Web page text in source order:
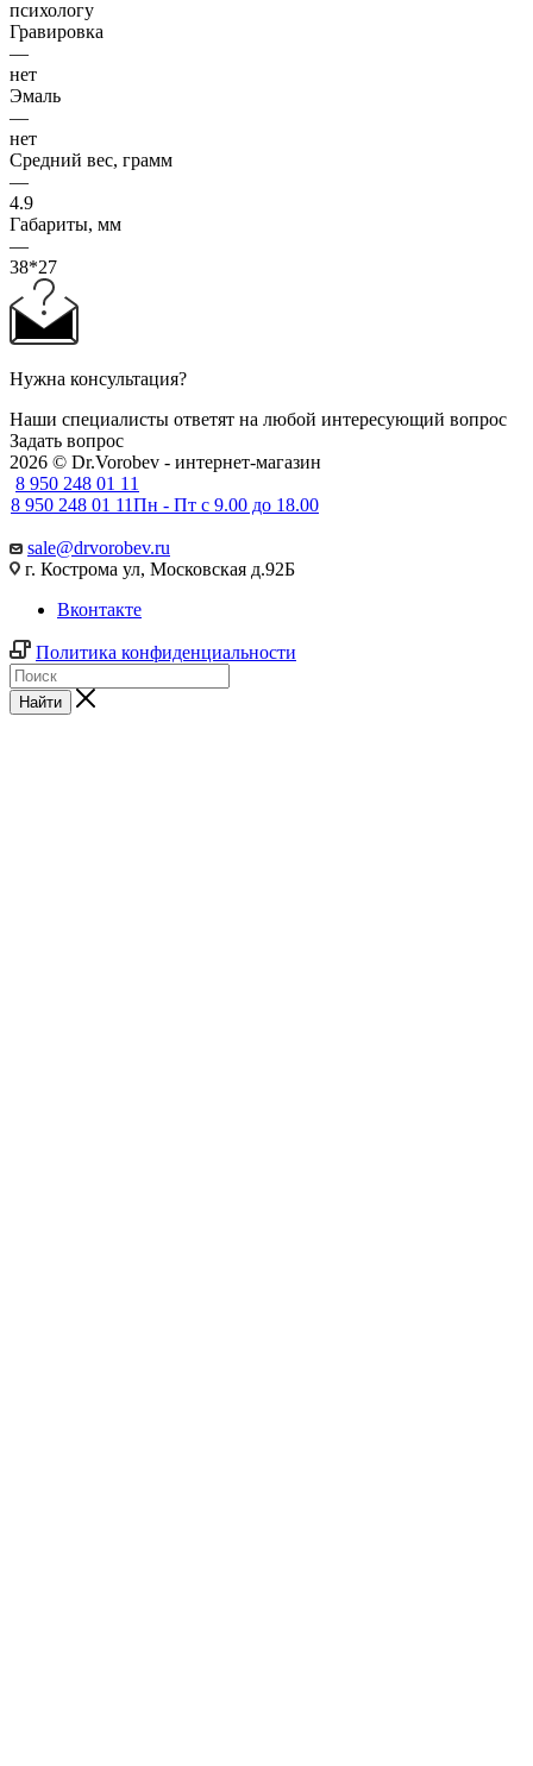
психологу
Гравировка
—
нет
Эмаль
—
нет
Средний вес, грамм
—
4.9
Габариты, мм
—
38*27
Нужна консультация?
Наши специалисты ответят на любой интересующий вопрос
Задать вопрос
2026 © Dr.Vorobev - интернет-магазин
8 950 248 01 11
8 950 248 01 11Пн - Пт с 9.00 до 18.00
sale@drvorobev.ru
г. Кострома ул, Московская д.92Б
Вконтакте
Политика конфиденциальности
Найти